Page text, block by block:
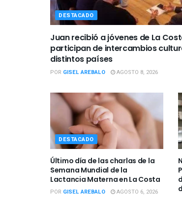
DESTACADO
Juan recibió a jóvenes de La
participan de intercambios
distintos países
POR GISEL AREBALO AGOSTO 8, 2026
DESTACADO
Último día de las charlas de la
Semana Mundial de la
Lactancia Materna en La Costa
POR GISEL AREBALO AGOSTO 6, 2026